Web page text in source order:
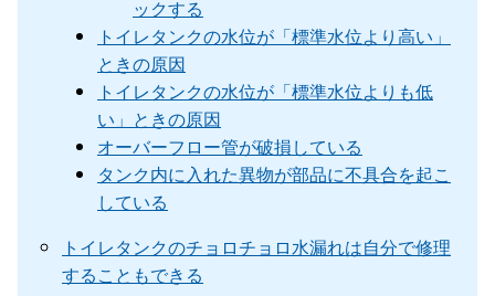
ックする
トイレタンクの水位が「標準水位より高い」
ときの原因
トイレタンクの水位が「標準水位よりも低
い」ときの原因
オーバーフロー管が破損している
タンク内に入れた異物が部品に不具合を起こ
している
トイレタンクのチョロチョロ水漏れは自分で修理
することもできる